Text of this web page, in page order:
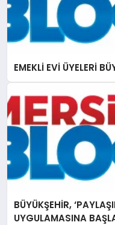
EMEKLİ EVİ ÜYELERİ
BÜYÜKŞEHİR,
UYGULAMASINA